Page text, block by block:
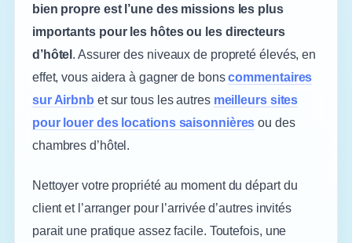
bien propre est l’une des missions les plus
importants pour les hôtes ou les directeurs
d’hôtel . Assurer des niveaux de propreté élevés, en
effet, vous aidera à gagner de bonscommentaires
sur Airbnb et sur tous les autres meilleurs sites
pour louer des locations saisonnières ou des
chambres d’hôtel.
Nettoyer votre propriété au moment du départ du
client et l’arranger pour l’arrivée d’autres invités
parait une pratique assez facile. Toutefois, une